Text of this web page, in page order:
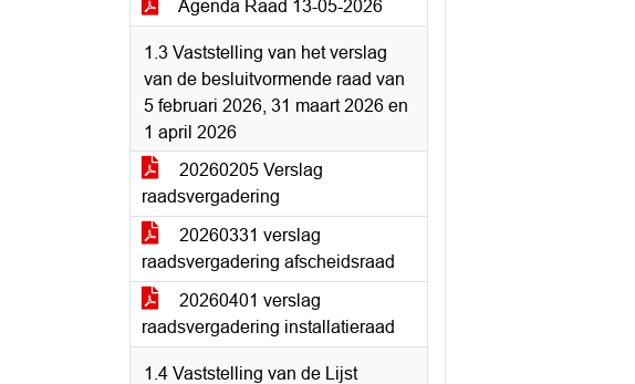
Agenda Raad 13-05-2026
1.3 Vaststelling van het verslag
van de besluitvormende raad van
5 februari 2026, 31 maart 2026 en
1 april 2026
20260205 Verslag
raadsvergadering
20260331 verslag
raadsvergadering afscheidsraad
20260401 verslag
raadsvergadering installatieraad
1.4 Vaststelling van de Lijst